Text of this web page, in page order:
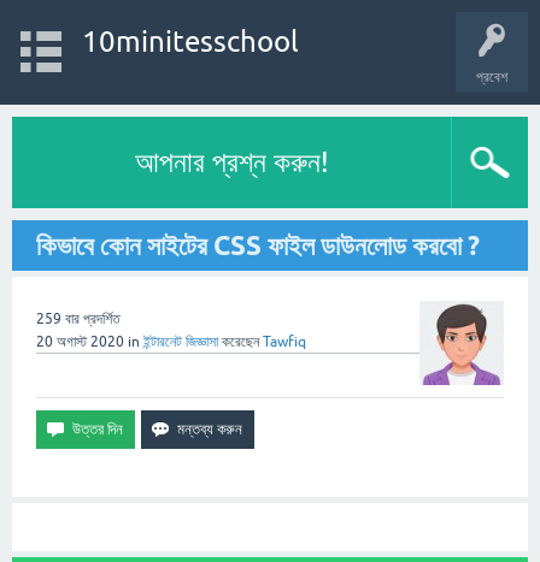
প্রবেশ
10minitesschool
আপনার প্রশ্ন করুন!
কিভাবে কোন সাইটের CSS ফাইল ডাউনলোড করবো ?
259 বার প্রদর্শিত
20 অগাস্ট 2020 in ইন্টারনেট জিজ্ঞাসা করেছেনTawfiq